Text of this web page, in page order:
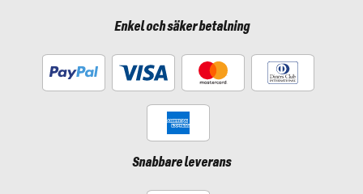
Enkel och säker betalning
Snabbare leverans